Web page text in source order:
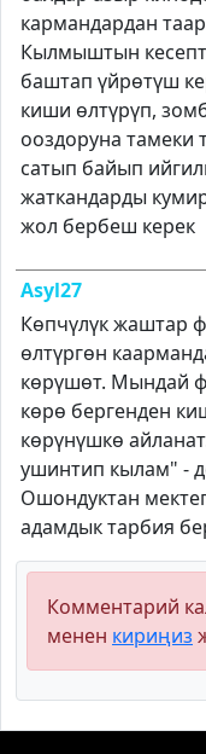
кармандардан
Кылмыштын
баштап үйрөтүш
киши өлтүрүп,
ооздоруна тамеки
сатып байып
жаткандарды
жол бербеш керек
Asyl27
Көпчүлүк жаштар
өлтүргөн
көрүшөт. Мындай
көрө бергенден
көрүнүшкө
ушинтип кылам" -
Ошондуктан
адамдык тарбия
Комментарий
менен кириңиз